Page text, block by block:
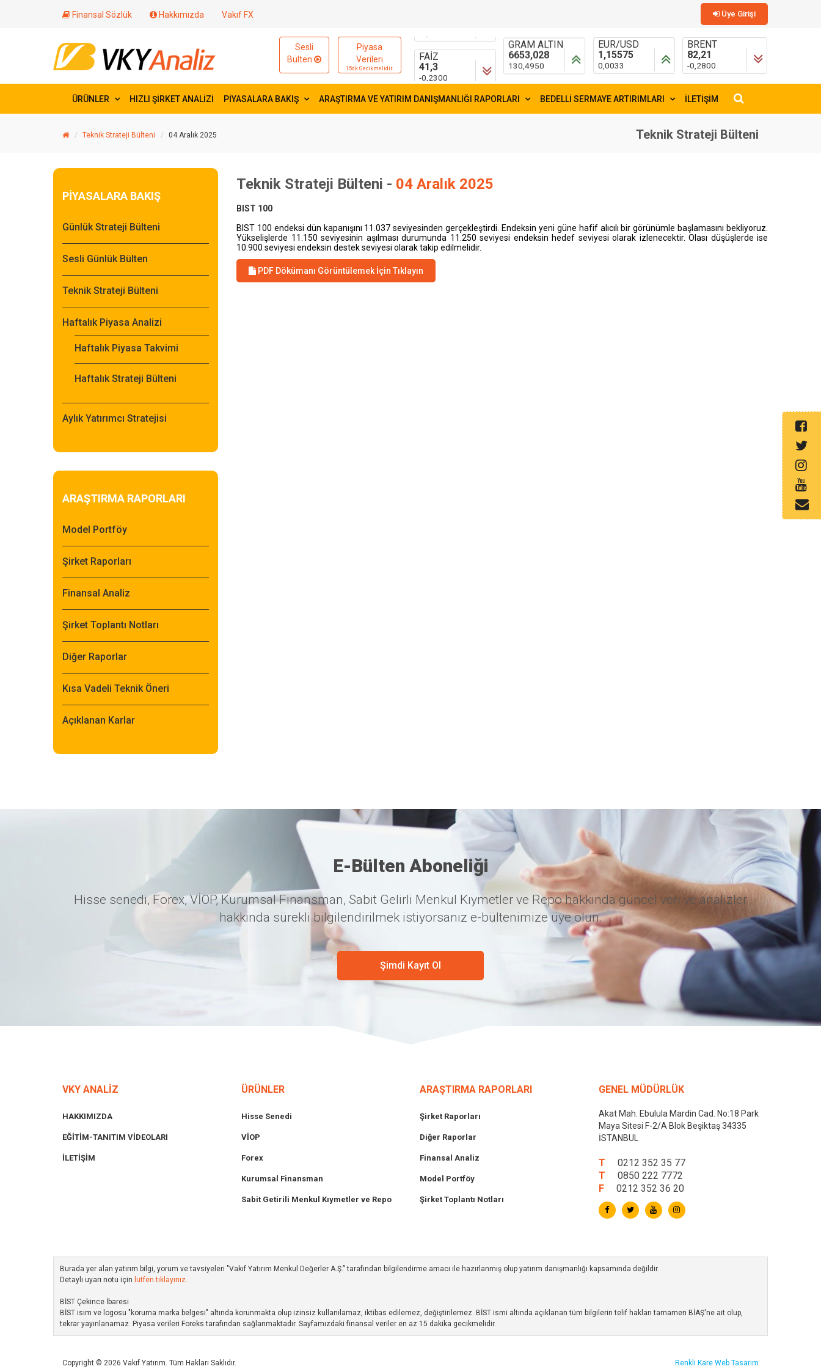
Finansal Sözlük Hakkımızda Vakıf FX Üye Girişi
Sesli
Bülten
Piyasa
Verileri
15dk Gecikmelidir.
FAİZ
41,3
-0,2300
GRAM ALTIN
6653,028
130,4950
EUR/USD
1,15575
0,0033
BRENT
82,21
-0,2800
ÜRÜNLER HIZLI ŞİRKET ANALİZİ PİYASALARA BAKIŞ ARAŞTIRMA VE YATIRIM DANIŞMANLIĞI RAPORLARI BEDELLİ SERMAYE ARTIRIMLARI İLETİŞİM
×
Teknik Strateji Bülteni 04 Aralık 2025 Teknik Strateji Bülteni
PİYASALARA BAKIŞ
Günlük Strateji Bülteni
Sesli Günlük Bülten
Teknik Strateji Bülteni
Haftalık Piyasa Analizi
Haftalık Piyasa Takvimi
Haftalık Strateji Bülteni
Aylık Yatırımcı Stratejisi
ARAŞTIRMA RAPORLARI
Model Portföy
Şirket Raporları
Finansal Analiz
Şirket Toplantı Notları
Diğer Raporlar
Kısa Vadeli Teknik Öneri
Açıklanan Karlar
Teknik Strateji Bülteni - 04 Aralık 2025
BIST 100
BIST 100 endeksi dün kapanışını 11.037seviyesinden gerçekleştirdi. Endeksin yeni güne hafif alıcılı bir görünümle başlamasını bekliyoruz.
Yükselişlerde 11.150 seviyesinin aşılması durumunda 11.250 seviyesi endeksin hedef seviyesi olarak izlenecektir. Olası düşüşlerde ise
10.900 seviyesi endeksin destek seviyesi olarak takip edilmelidir.
PDF Dökümanı Görüntülemek İçin Tıklayın
E-Bülten Aboneliği
Hisse senedi, Forex, VİOP, Kurumsal Finansman, Sabit Gelirli Menkul Kıymetler ve Repo hakkında güncel veri ve analizler
hakkında sürekli bilgilendirilmek istiyorsanız e-bültenimize üye olun.
Şimdi Kayıt Ol
VKY ANALİZ
HAKKIMIZDA
EĞİTİM-TANITIM VİDEOLARI
İLETİŞİM
ÜRÜNLER
Hisse Senedi
VİOP
Forex
Kurumsal Finansman
Sabit Getirili Menkul Kıymetler ve Repo
ARAŞTIRMA RAPORLARI
Şirket Raporları
Diğer Raporlar
Finansal Analiz
Model Portföy
Şirket Toplantı Notları
GENEL MÜDÜRLÜK
Akat Mah. Ebulula Mardin Cad. No:18 Park
Maya Sitesi F-2/A Blok Beşiktaş 34335
İSTANBUL
T
0212 352 35 77
T
0850 222 7772
F
0212 352 36 20
Burada yer alan yatırım bilgi, yorum ve tavsiyeleri "Vakıf Yatırım Menkul Değerler A.Ş.” tarafından bilgilendirme amacı ile hazırlanmış olup yatırım danışmanlığı kapsamında değildir.
Detaylı uyarı notu için lütfen tıklayınız.
BİST Çekince İbaresi
BİST isim ve logosu "koruma marka belgesi" altında korunmakta olup izinsiz kullanılamaz, iktibas edilemez, değiştirilemez. BİST ismi altında açıklanan tüm bilgilerin telif hakları tamamen BİAŞ'ne ait olup,
tekrar yayınlanamaz. Piyasa verileri Foreks tarafından sağlanmaktadır. Sayfamızdaki finansal veriler en az 15 dakika gecikmelidir.
Copyright © 2026 Vakıf Yatırım. Tüm Hakları Saklıdır. Renkli Kare Web Tasarım